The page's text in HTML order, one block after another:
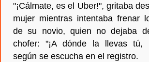
"¡Cálmate, es el Uber!", gritaba
mujer mientras intentaba frenar
de su novio, quien no dejaba
chofer: "¡A dónde la llevas tú,
según se escucha en el registro.